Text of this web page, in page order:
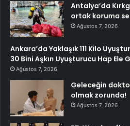
Antalya’da
ortak koruma
Ağustos 7, 2026
Ankara’da Yaklaşık 111 Kilo
30 Bini Aşkın Uyuşturucu Hap Ele
Ağustos 7, 2026
Geleceğin
olmak zorunda!
Ağustos 7, 2026